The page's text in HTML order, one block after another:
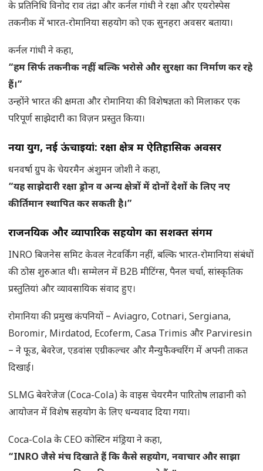
के प्रतिनिधि विनोद राव तंद्रा और कर्नल गांधी ने रक्षा और एयरोस्पेस
तकनीक में भारत-रोमानिया सहयोग को एक सुनहरा अवसर बताया।
कर्नल गांधी ने कहा,
“हम सिर्फ तकनीक नहीं, बल्कि भरोसे और सुरक्षा का निर्माण कर रहे
हैं।”
उन्होंने भारत की क्षमता और रोमानिया की विशेषज्ञता को मिलाकर एक
परिपूर्ण साझेदारी का विज़न प्रस्तुत किया।
नया युग, नई ऊंचाइयां: रक्षा क्षेत्र में ऐतिहासिक अवसर
धनवर्षा ग्रुप के चेयरमैन अंशुमन जोशी ने कहा,
“यह साझेदारी रक्षा ड्रोन व अन्य क्षेत्रों में दोनों देशों के लिए नए
कीर्तिमान स्थापित कर सकती है।”
राजनयिक और व्यापारिक सहयोग का सशक्त संगम
INRO बिजनेस समिट केवल नेटवर्किंग नहीं, बल्कि भारत-रोमानिया संबंधों
की ठोस शुरुआत थी। सम्मेलन में B2B मीटिंग्स, पैनल चर्चा, सांस्कृतिक
प्रस्तुतियां और व्यावसायिक संवाद हुए।
रोमानिया की प्रमुख कंपनियों – Aviagro, Cotnari, Sergiana,
Boromir, Mirdatod, Ecoferm, Casa Trimis और Parviresin
– ने फूड, बेवरेज, एडवांस एग्रीकल्चर और मैन्युफैक्चरिंग में अपनी ताकत
दिखाई।
SLMG बेवरेजेज (Coca-Cola) के वाइस चेयरमैन पारितोष लाढानी को
आयोजन में विशेष सहयोग के लिए धन्यवाद दिया गया।
Coca-Cola के CEO कोस्टिन मंड्रिया ने कहा,
“INRO जैसे मंच दिखाते हैं कि कैसे सहयोग, नवाचार और साझा